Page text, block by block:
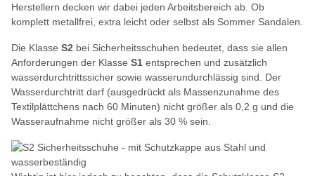
Herstellern decken wir dabei jeden Arbeitsbereich ab. Ob
komplett metallfrei, extra leicht oder selbst als Sommer Sandalen.
Die Klasse S2 bei Sicherheitsschuhen bedeutet, dass sie allen
Anforderungen der Klasse S1 entsprechen und zusätzlich
wasserdurchtrittssicher sowie wasserundurchlässig sind. Der
Wasserdurchtritt darf (ausgedrückt als Massenzunahme des
Textilplättchens nach 60 Minuten) nicht größer als 0,2 g und die
Wasseraufnahme nicht größer als 30 % sein.